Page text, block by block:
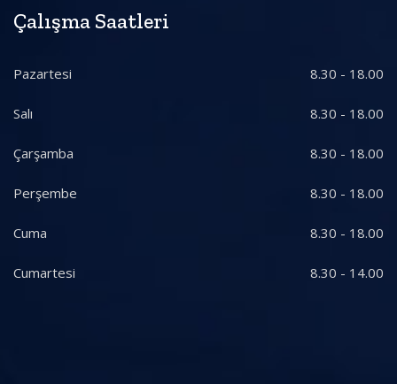
Çalışma Saatleri
Pazartesi 8.30 - 18.00
Salı 8.30 - 18.00
Çarşamba 8.30 - 18.00
Perşembe 8.30 - 18.00
Cuma 8.30 - 18.00
Cumartesi 8.30 - 14.00